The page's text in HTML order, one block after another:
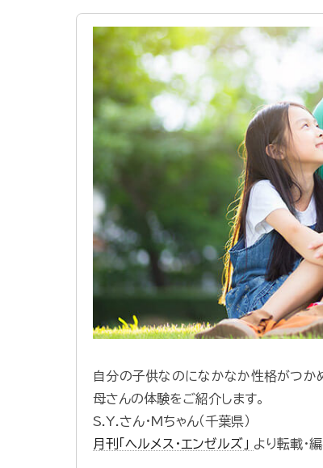
自分の子供なのになかなか性格がつ
母さんの体験をご紹介します。
S.Y.さん・Mちゃん（千葉県）
月刊「ヘルメス・エンゼルズ」 より転載・